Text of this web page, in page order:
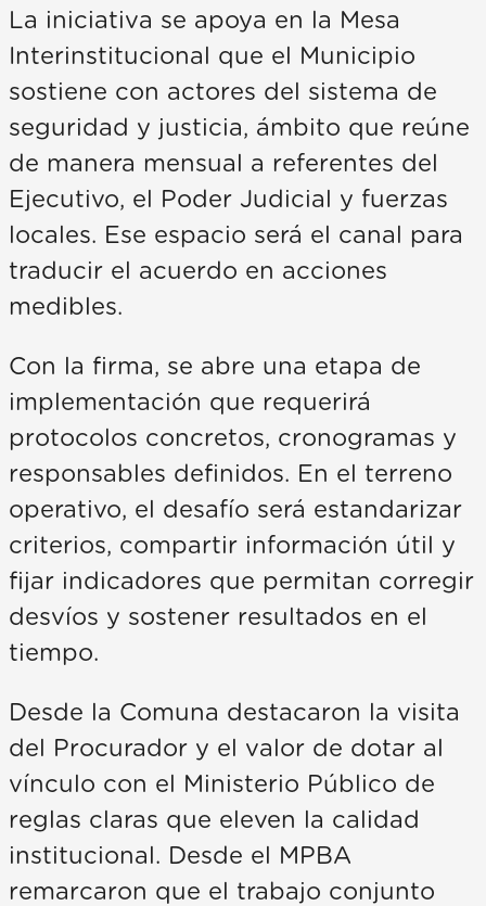
La iniciativa se apoya en la Mesa
Interinstitucional que el Municipio
sostiene con actores del sistema de
seguridad y justicia, ámbito que reúne
de manera mensual a referentes del
Ejecutivo, el Poder Judicial y fuerzas
locales. Ese espacio será el canal para
traducir el acuerdo en acciones
medibles.
Con la firma, se abre una etapa de
implementación que requerirá
protocolos concretos, cronogramas y
responsables definidos. En el terreno
operativo, el desafío será estandarizar
criterios, compartir información útil y
fijar indicadores que permitan corregir
desvíos y sostener resultados en el
tiempo.
Desde la Comuna destacaron la visita
del Procurador y el valor de dotar al
vínculo con el Ministerio Público de
reglas claras que eleven la calidad
institucional. Desde el MPBA
remarcaron que el trabajo conjunto